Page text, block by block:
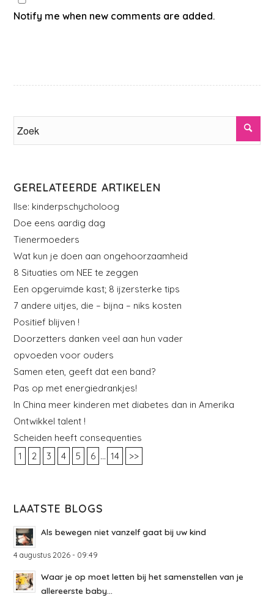
Notify me when new comments are added.
GERELATEERDE ARTIKELEN
Ilse: kinderpschycholoog
Doe eens aardig dag
Tienermoeders
Wat kun je doen aan ongehoorzaamheid
8 Situaties om NEE te zeggen
Een opgeruimde kast; 8 ijzersterke tips
7 andere uitjes, die – bijna – niks kosten
Positief blijven !
Doorzetters danken veel aan hun vader
opvoeden voor ouders
Samen eten, geeft dat een band?
Pas op met energiedrankjes!
In China meer kinderen met diabetes dan in Amerika
Ontwikkel talent !
Scheiden heeft consequenties
1
2 3 4 5 6 ... 14 >>
LAATSTE BLOGS
Als bewegen niet vanzelf gaat bij uw kind
4 augustus 2026 - 09:49
Waar je op moet letten bij het samenstellen van je
allereerste baby...